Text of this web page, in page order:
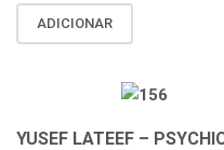
ADICIONAR
YUSEF LATEEF –